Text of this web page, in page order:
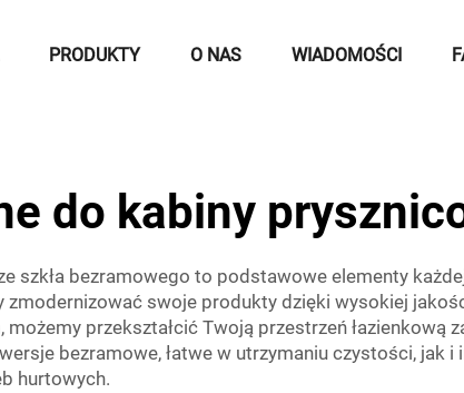
PRODUKTY O NAS WIADOMOŚCI
do kabiny
szkła bezramowego to podstawowe elementy
swoje produkty dzięki wysokiej
przekształcić Twoją przestrzeń łazienkową
bezramowe, łatwe w utrzymaniu czystości,
hurtowych.